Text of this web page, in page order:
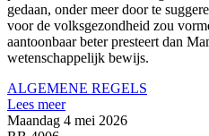
gedaan, onder meer door te
voor de volksgezondheid zou
aantoonbaar beter presteert dan
wetenschappelijk bewijs.
ALGEMENE REGELS
Lees meer
Maandag 4 mei 2026